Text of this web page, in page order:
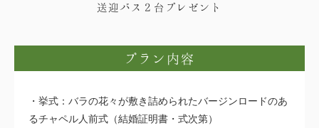
送迎バス２台プレゼント
プラン内容
挙式：バラの花々が敷き詰められたバージンロードのあ
るチャペル人前式（結婚証明書・式次第）